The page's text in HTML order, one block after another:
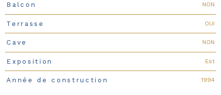
Balcon NON
Terrasse OUI
Cave NON
Exposition Est
Année de construction 1994